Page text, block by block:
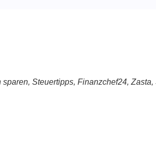
Steuertipps, Finanzchef24,